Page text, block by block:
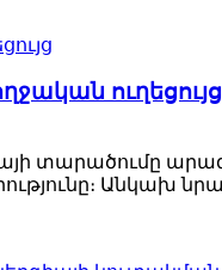
ուղեցույց
տարածումը
Անկախ